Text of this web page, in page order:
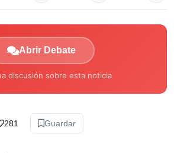
Abrir Debate
discusión sobre esta noticia
281 Guardar